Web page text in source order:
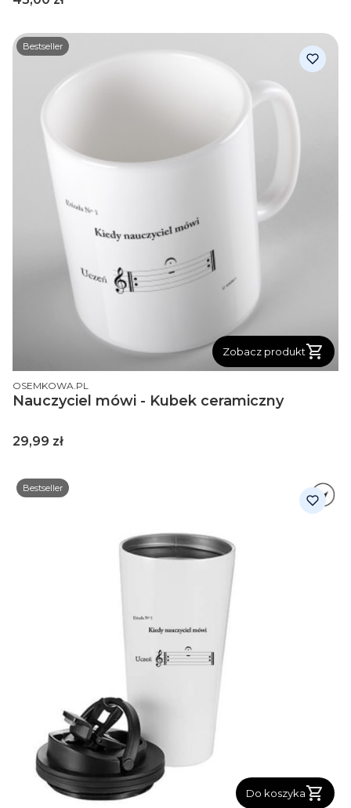
Bestseller
Zobacz produkt
PRODUCENT
OSEMKOWA.PL
Nauczyciel mówi - Kubek ceramiczny
Cena
29,99 zł
Bestseller
Do koszyka